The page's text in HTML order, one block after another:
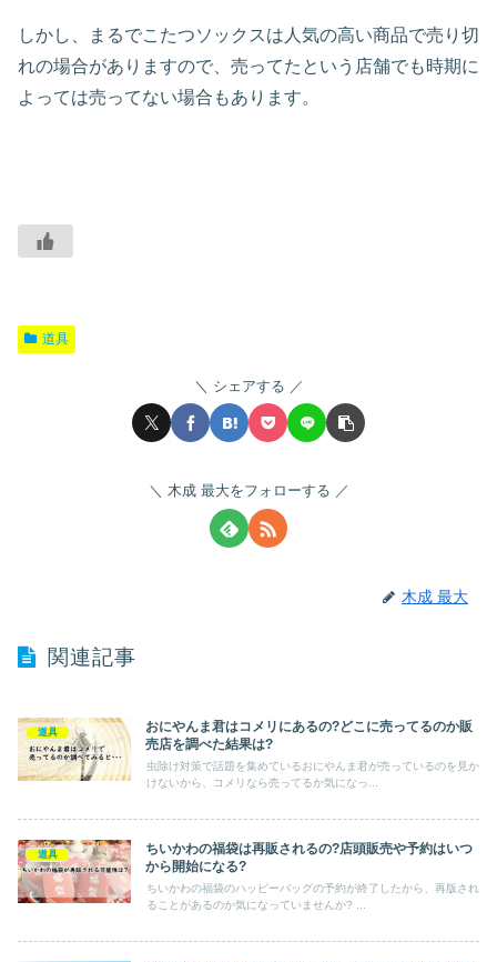
しかし、まるでこたつソックスは人気の高い商品で売り切
れの場合がありますので、売ってたという店舗でも時期に
よっては売ってない場合もあります。
道具
シェアする
木成 最大をフォローする
木成 最大
関連記事
道具
おにやんま君はコメリにあるの?どこに売ってるのか販
売店を調べた結果は?
虫除け対策で話題を集めているおにやんま君が売っているのを見か
けないから、コメリなら売ってるか気になっ...
道具
ちいかわの福袋は再販されるの?店頭販売や予約はいつ
から開始になる?
ちいかわの福袋のハッピーバッグの予約が終了したから、再版され
ることがあるのか気になっていませんか? ...